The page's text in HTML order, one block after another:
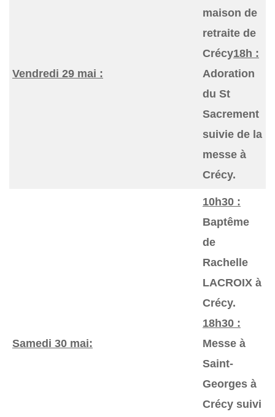
Vendredi 29 mai :
maison de
retraite de
Crécy18h :
Adoration
du St
Sacrement
suivie de la
messe à
Crécy.
Samedi 30 mai:
10h30 :
Baptême
de
Rachelle
LACROIX à
Crécy.
18h30 :
Messe à
Saint-
Georges à
Crécy suivi